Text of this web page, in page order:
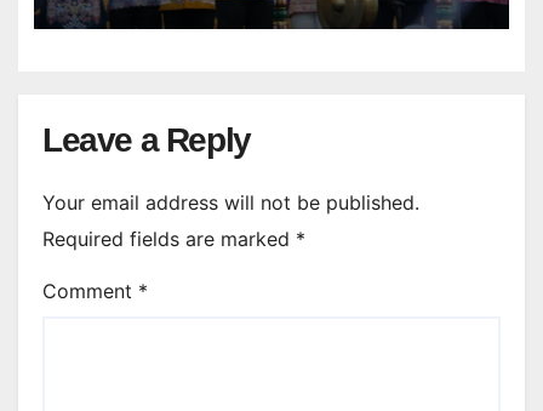
Leave a Reply
Your email address will not be published.
Required fields are marked *
Comment *